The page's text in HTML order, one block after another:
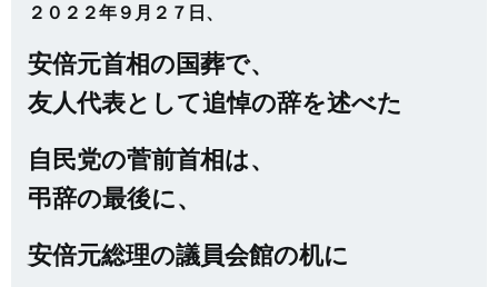
２０２２年９月２７日、
安倍元首相の国葬で、
友人代表として追悼の辞を述べた
自民党の菅前首相は、
弔辞の最後に、
安倍元総理の議員会館の机に